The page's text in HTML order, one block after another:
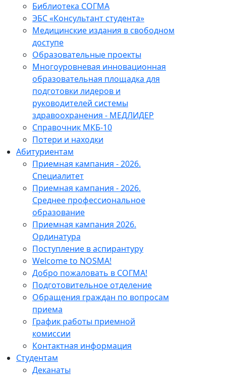
Библиотека СОГМА
ЭБС «Консультант студента»
Медицинские издания в свободном
доступе
Образовательные проекты
Многоуровневая инновационная
образовательная площадка для
подготовки лидеров и
руководителей системы
здравоохранения - МЕДЛИДЕР
Справочник МКБ-10
Потери и находки
Абитуриентам
Приемная кампания - 2026.
Специалитет
Приемная кампания - 2026.
Среднее профессиональное
образование
Приемная кампания 2026.
Ординатура
Поступление в аспирантуру
Welcome to NOSMA!
Добро пожаловать в СОГМА!
Подготовительное отделение
Обращения граждан по вопросам
приема
График работы приемной
комиссии
Контактная информация
Студентам
Деканаты